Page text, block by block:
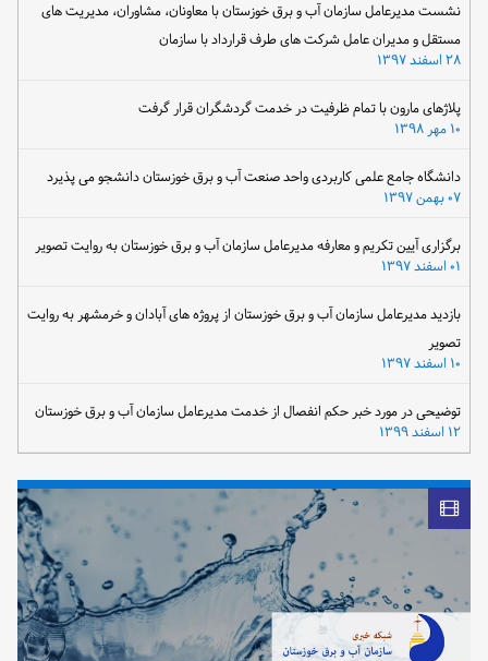
نشست مدیرعامل سازمان آب و برق خوزستان با معاونان، مشاوران، مدیریت های
مستقل و مدیران عامل شرکت های طرف قرارداد با سازمان
۲۸ اسفند ۱۳۹۷
پلاژهای مارون با تمام ظرفیت در خدمت گردشگران قرار گرفت
دانشگاه جامع علمی کاربردی واحد صنعت آب و برق خوزستان دانشجو می پذیرد
۰۷ بهمن ۱۳۹۷
برگزاری آیین تکریم و معارفه مدیرعامل سازمان آب و برق خوزستان به روایت تصویر
بازدید مدیرعامل سازمان آب و برق خوزستان از پروژه های آبادان و خرمشهر به روایت
تصویر
توضیحی در مورد خبر حکم انفصال از خدمت مدیرعامل سازمان آب و برق خوزستان
۱۲ اسفند ۱۳۹۹